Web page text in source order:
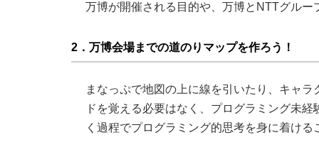
万博が開催される目的や、万博とNTTグルー
2．万博会場までの道のりマップを作ろう！
まなっぷで地図の上に線を引いたり、キャ
ドを覚える必要はなく、プログラミング未
く過程でプログラミング的思考を身に着ける